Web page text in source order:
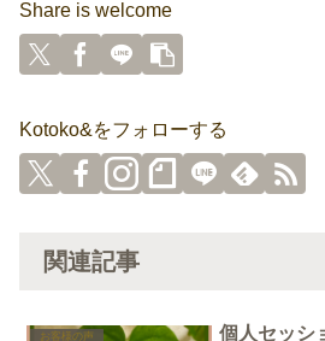
Share is welcome
Kotoko&をフォローする
関連記事
お客様の声
個人セッシ